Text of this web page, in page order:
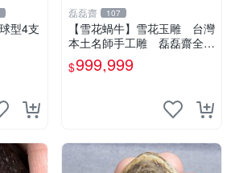
磊磊齋 107
【雪花蝸牛】雪花玉雕 台灣
本土名師手工雕 磊磊齋全天
然奇石雅石觀賞石圖案石畫面
石人物石山形型石風景觀石印
$999,999